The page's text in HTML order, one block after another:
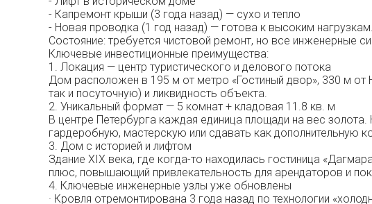
- Капремонт крыши (3 года назад) — сухо и тепло
- Новая проводка (1 год назад) — готова к высоким нагрузкам.
Состояние: требуется чистовой ремонт, но все инженерные
Ключевые инвестиционные преимущества:
1. Локация — центр туристического и делового потока
Дом расположен в 195 м от метро «Гостиный двор», 330 м от
так и посуточную) и ликвидность объекта.
2. Уникальный формат — 5 комнат + кладовая 11.8 кв. м
В центре Петербурга каждая единица площади на вес
гардеробную, мастерскую или сдавать как дополнительную
3. Дом с историей и лифтом
Здание XIX века, где когда-то находилась гостиница
плюс, повышающий привлекательность для арендаторов и
4. Ключевые инженерные узлы уже обновлены
· Кровля отремонтирована 3 года назад по технологии